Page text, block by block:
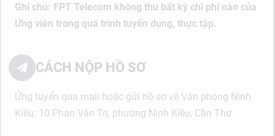
Ghi chú: FPT Telecom không thu bất kỳ chi phí nào của
Ứng viên trong quá trình tuyển dụng, thực tập.
CÁCH NỘP HỒ SƠ
Ứng tuyển qua mail hoặc gửi hồ sơ về Văn phòng Ninh
Kiều: 10 Phan Văn Trị, phường Ninh Kiều, Cần Thơ